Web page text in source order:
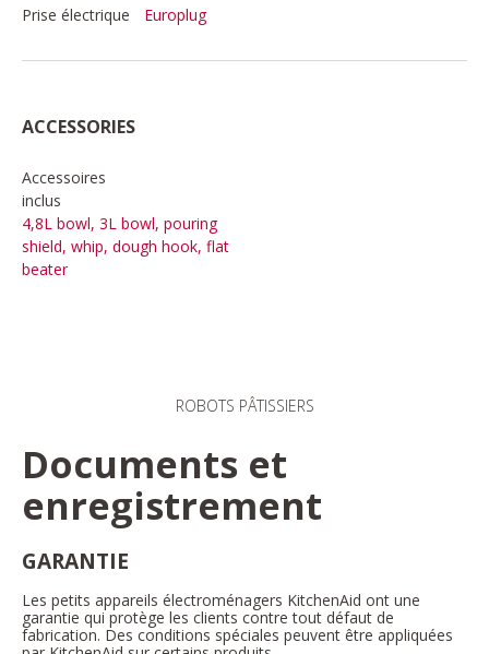
Prise électrique Europlug
ACCESSORIES
Accessoires
inclus
4,8L bowl, 3L bowl, pouring
shield, whip, dough hook, flat
beater
ROBOTS PÂTISSIERS
Documents et
enregistrement
GARANTIE
Les petits appareils électroménagers KitchenAid ont une
garantie qui protège les clients contre tout défaut de
fabrication. Des conditions spéciales peuvent être appliquées